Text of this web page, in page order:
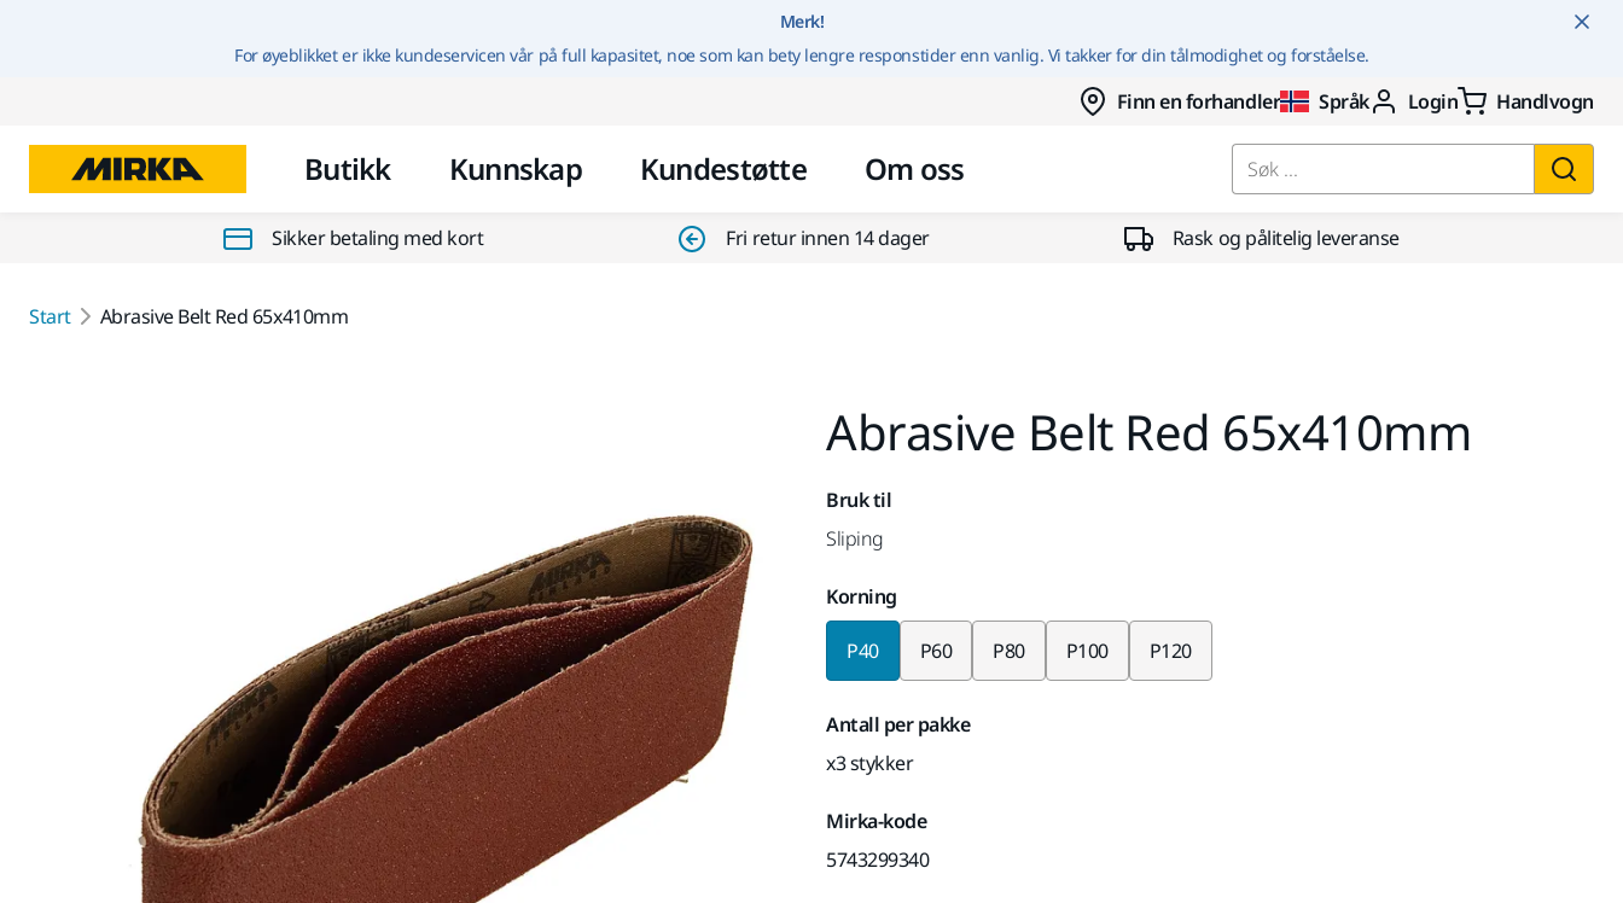
Gå til innhold
Merk!
For øyeblikket er ikke kundeservicen vår på full kapasitet, noe som kan bety lengre responstider enn vanlig. Vi takker for din tålmodighet og forståelse.
Finn en forhandler Språk Login Handlvogn
Butikk Kunnskap Kundestøtte Om oss Søk ...
Sikker betaling med kort Fri retur innen 14 dager Rask og pålitelig leveranse
Start Abrasive Belt Red 65x410mm
Abrasive Belt Red 65x410mm
Bruk til
Sliping
Korning
P40 P60 P80 P100 P120
Antall per pakke
x3 stykker
Mirka-kode
5743299340